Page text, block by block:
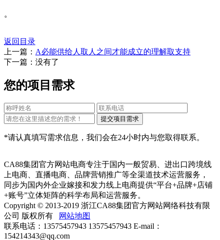
。
返回目录
上一篇： A必能供给人取人之间才能成立的理解取支持
下一篇：没有了
您的项目需求
*请认真填写需求信息，我们会在24小时内与您取得联系。
CA88集团官方网站电商专注于国内一般贸易、进出口跨境线
上电商、直播电商、品牌营销推广等全渠道技术运营服务，
同步为国内外企业嫁接和发力线上电商提供“平台+品牌+店铺
+账号”立体矩阵的科学布局和运营服务。
Copyright © 2013-2019 浙江CA88集团官方网站网络科技有限
公司 版权所有
网站地图
联系电话：13575457943 13575457943 E-mail：
154214343@qq.com